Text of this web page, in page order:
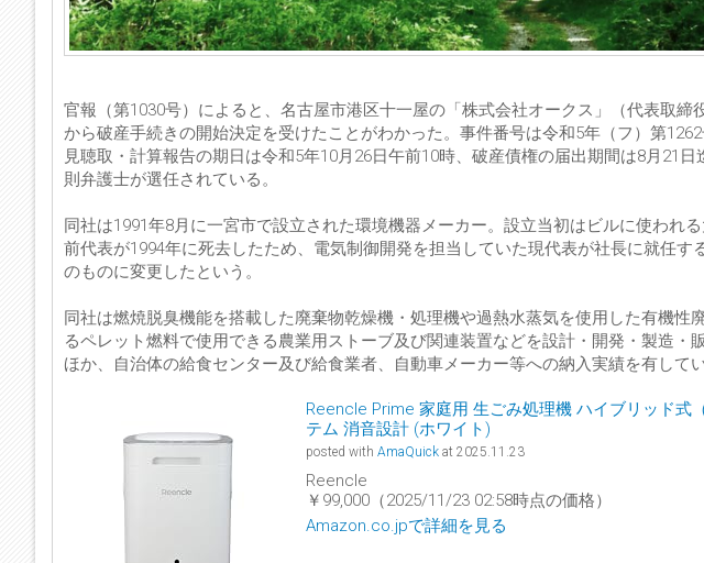
官報（第1030号）によると、名古屋市港区十一屋の「株式会社オークス」（代表取
から破産手続きの開始決定を受けたことがわかった。事件番号は令和5年（フ）第
見聴取・計算報告の期日は令和5年10月26日午前10時、破産債権の届出期間は8月21
則弁護士が選任されている。
同社は1991年8月に一宮市で設立された環境機器メーカー。設立当初はビルに使われ
前代表が1994年に死去したため、電気制御開発を担当していた現代表が社長に就任す
のものに変更したという。
同社は燃焼脱臭機能を搭載した廃棄物乾燥機・処理機や過熱水蒸気を使用した有機性
るペレット燃料で使用できる農業用ストーブ及び関連装置などを設計・開発・製造・
ほか、自治体の給食センター及び給食業者、自動車メーカー等への納入実績を有してい
Reencle Prime 家庭用 生ごみ処理機 ハイブリッド式
テム 消音設計 (ホワイト)
posted with AmaQuick at 2025.11.23
Reencle
￥99,000（2025/11/23 02:58時点の価格）
Amazon.co.jpで詳細を見る